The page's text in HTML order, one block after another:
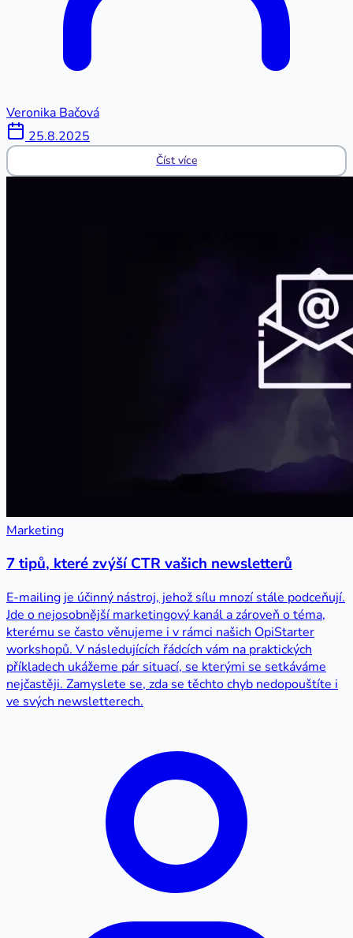
Veronika Bačová
25.8.2025
Číst více
Marketing
7 tipů, které zvýší CTR vašich newsletterů
E-mailing je účinný nástroj, jehož sílu mnozí stále podceňují.
Jde o nejosobnější marketingový kanál a zároveň o téma,
kterému se často věnujeme i v rámci našich OpiStarter
workshopů. V následujících řádcích vám na praktických
příkladech ukážeme pár situací, se kterými se setkáváme
nejčastěji. Zamyslete se, zda se těchto chyb nedopouštíte i
ve svých newsletterech.